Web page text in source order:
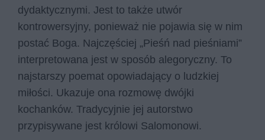
dydaktycznymi. Jest to także utwór
kontrowersyjny, ponieważ nie pojawia się w nim
postać Boga. Najczęściej „Pieśń nad pieśniami”
interpretowana jest w sposób alegoryczny. To
najstarszy poemat opowiadający o ludzkiej
miłości. Ukazuje ona rozmowę dwójki
kochanków. Tradycyjnie jej autorstwo
przypisywane jest królowi Salomonowi.